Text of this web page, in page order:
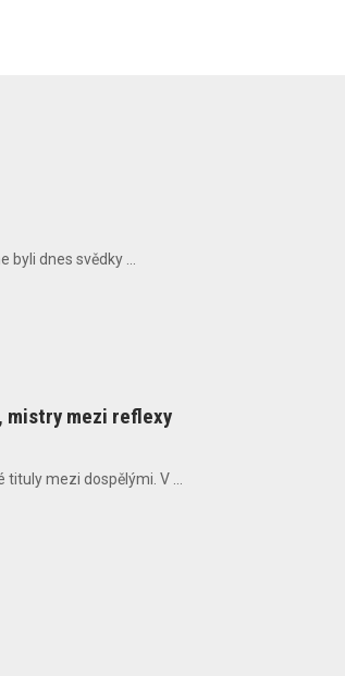
dnes svědky ...
mistry mezi reflexy
mezi dospělými. V ...